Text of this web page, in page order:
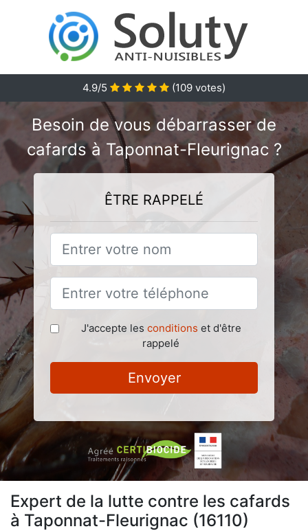
4.9/5 (109 votes)
Besoin de vous débarrasser de
cafards à Taponnat-Fleurignac ?
ÊTRE RAPPELÉ
J'accepte les conditions et d'être
rappelé
Envoyer
Expert de la lutte contre les cafards
à Taponnat-Fleurignac (16110)